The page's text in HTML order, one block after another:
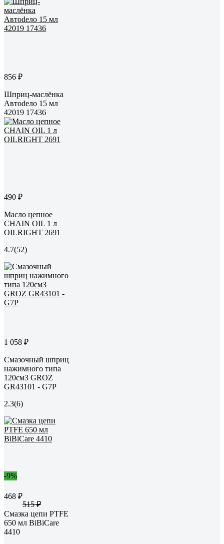
856 ₽
Шприц-маслёнка
Автоdело 15 мл
42019 17436
490 ₽
Масло цепное
CHAIN OIL 1 л
OILRIGHT 2691
4.7(52)
1 058 ₽
Смазочный шприц
нажимного типа
120см3 GROZ
GR43101 - G7P
2.3(6)
-9%
468 ₽
515 ₽
Смазка цепи PTFE
650 мл BiBiCare
4410